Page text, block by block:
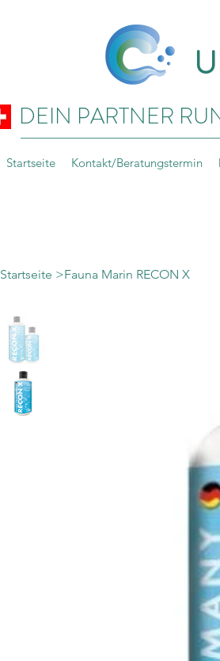
DEIN PARTNER
Startseite Kontakt/Beratungstermin
Startseite >Fauna Marin RECON X